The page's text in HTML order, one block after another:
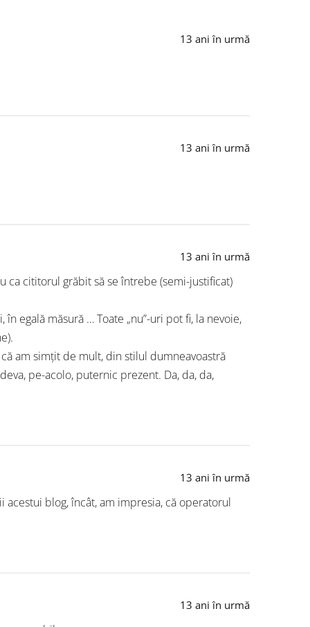
13 ani în urmă
13 ani în urmă
13 ani în urmă
ca cititorul grăbit să se întrebe (semi-justificat)
egală măsură … Toate „nu”-uri pot fi, la nevoie,
am simțit de mult, din stilul dumneavoastră
pe-acolo, puternic prezent. Da, da, da,
13 ani în urmă
blog, încât, am impresia, că operatorul
13 ani în urmă